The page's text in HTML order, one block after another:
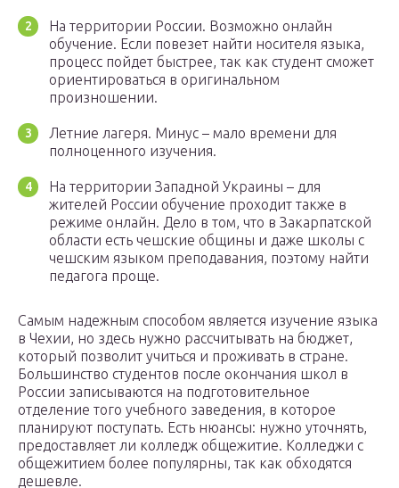
На территории России. Возможно онлайн
обучение. Если повезет найти носителя языка,
процесс пойдет быстрее, так как студент сможет
ориентироваться в оригинальном
произношении.
Летние лагеря. Минус – мало времени для
полноценного изучения.
На территории Западной Украины – для
жителей России обучение проходит также в
режиме онлайн. Дело в том, что в Закарпатской
области есть чешские общины и даже школы с
чешским языком преподавания, поэтому найти
педагога проще.
Самым надежным способом является изучение языка
в Чехии, но здесь нужно рассчитывать на бюджет,
который позволит учиться и проживать в стране.
Большинство студентов после окончания школ в
России записываются на подготовительное
отделение того учебного заведения, в которое
планируют поступать. Есть нюансы: нужно уточнять,
предоставляет ли колледж общежитие. Колледжи с
общежитием более популярны, так как обходятся
дешевле.